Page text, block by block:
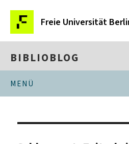
Freie Universität
BIBLIOBLOG
MENÜ